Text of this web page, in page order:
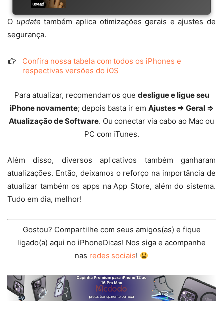
O update também aplica otimizações gerais e ajustes de
segurança.
Confira nossa tabela com todos os iPhones e
respectivas versões do iOS
Para atualizar, recomendamos que desligue e ligue seu
iPhone novamente; depois basta ir em Ajustes ⇒ Geral ⇒
Atualização de Software. Ou conectar via cabo ao Mac ou
PC com iTunes.
Além disso, diversos aplicativos também ganharam
atualizações. Então, deixamos o reforço na importância de
atualizar também os apps na App Store, além do sistema.
Tudo em dia, melhor!
Gostou? Compartilhe com seus amigos(as) e fique
ligado(a) aqui no iPhoneDicas! Nos siga e acompanhe
nas redes sociais!